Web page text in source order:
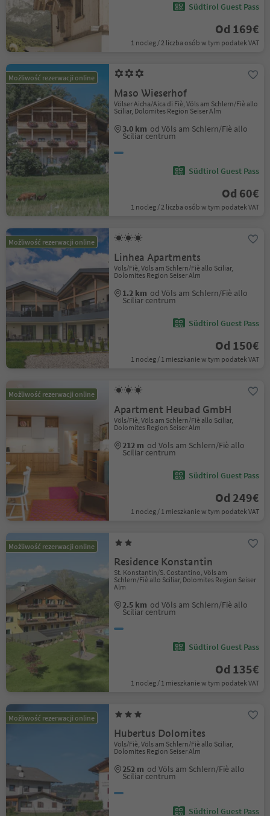
Südtirol Guest Pass
Od 169€
1 nocleg / 2 liczba osób w tym podatek VAT
Możliwość rezerwacji online
Maso Wieserhof
Völser Aicha/Aica di Fiè, Völs am Schlern/Fiè allo
Sciliar, Dolomites Region Seiser Alm
3.0 km od Völs am Schlern/Fiè allo
Sciliar centrum
Südtirol Guest Pass
Od 60€
1 nocleg / 2 liczba osób w tym podatek VAT
Możliwość rezerwacji online
Linhea Apartments
Völs/Fiè, Völs am Schlern/Fiè allo Sciliar,
Dolomites Region Seiser Alm
1.2 km od Völs am Schlern/Fiè allo
Sciliar centrum
Südtirol Guest Pass
Od 150€
1 nocleg / 1 mieszkanie w tym podatek VAT
Możliwość rezerwacji online
Apartment Heubad GmbH
Völs/Fiè, Völs am Schlern/Fiè allo Sciliar,
Dolomites Region Seiser Alm
212 m od Völs am Schlern/Fiè allo
Sciliar centrum
Südtirol Guest Pass
Od 249€
1 nocleg / 1 mieszkanie w tym podatek VAT
Możliwość rezerwacji online
Residence Konstantin
St. Konstantin/S. Costantino, Völs am
Schlern/Fiè allo Sciliar, Dolomites Region Seiser
Alm
2.5 km od Völs am Schlern/Fiè allo
Sciliar centrum
Südtirol Guest Pass
Od 135€
1 nocleg / 1 mieszkanie w tym podatek VAT
Możliwość rezerwacji online
Hubertus Dolomites
Völs/Fiè, Völs am Schlern/Fiè allo Sciliar,
Dolomites Region Seiser Alm
252 m od Völs am Schlern/Fiè allo
Sciliar centrum
Südtirol Guest Pass